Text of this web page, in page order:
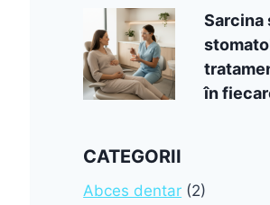
Sarcina
în
CATEGORII
Abces dentar (2)